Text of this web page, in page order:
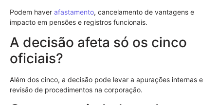
Podem haver afastamento, cancelamento de vantagens e
impacto em pensões e registros funcionais.
A decisão afeta só os cinco
oficiais?
Além dos cinco, a decisão pode levar a apurações internas e
revisão de procedimentos na corporação.